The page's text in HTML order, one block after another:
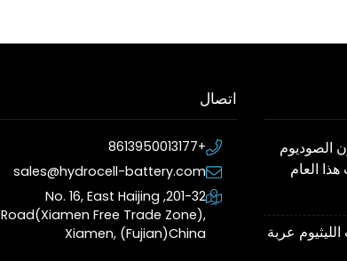
الصوديوم
هذا العام
عربة
اتصال
+8613950013177
sales@hydrocell-battery.com
201-32, No. 16, East Haijing
Road(Xiamen Free Trade Zone),
Xiamen, (Fujian)China